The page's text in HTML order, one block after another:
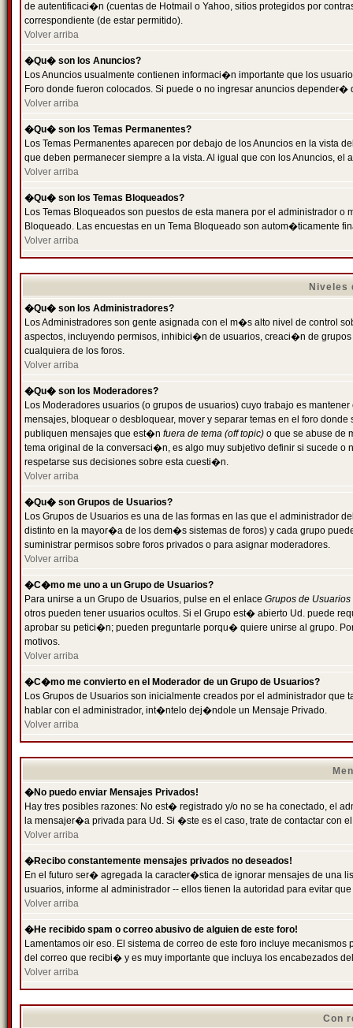
de autentificaci�n (cuentas de Hotmail o Yahoo, sitios protegidos por
correspondiente (de estar permitido).
Volver arriba
�Qu� son los Anuncios?
Los Anuncios usualmente contienen informaci�n importante que los
Foro donde fueron colocados. Si puede o no ingresar anuncios
Volver arriba
�Qu� son los Temas Permanentes?
Los Temas Permanentes aparecen por debajo de los Anuncios en la
que deben permanecer siempre a la vista. Al igual que con los Anuncios,
Volver arriba
�Qu� son los Temas Bloqueados?
Los Temas Bloqueados son puestos de esta manera por el administrador
Bloqueado. Las encuestas en un Tema Bloqueado son autom�ticamente
Volver arriba
Niveles
�Qu� son los Administradores?
Los Administradores son gente asignada con el m�s alto nivel de control
aspectos, incluyendo permisos, inhibici�n de usuarios, creaci�n de
cualquiera de los foros.
Volver arriba
�Qu� son los Moderadores?
Los Moderadores usuarios (o grupos de usuarios) cuyo trabajo es
mensajes, bloquear o desbloquear, mover y separar temas en el foro
publiquen mensajes que est�n fuera de tema (off topic) o que se abuse de
tema original de la conversaci�n, es algo muy subjetivo definir si sucede
respetarse sus decisiones sobre esta cuesti�n.
Volver arriba
�Qu� son Grupos de Usuarios?
Los Grupos de Usuarios es una de las formas en las que el administrador
distinto en la mayor�a de los dem�s sistemas de foros) y cada grupo
suministrar permisos sobre foros privados o para asignar moderadores.
Volver arriba
�C�mo me uno a un Grupo de Usuarios?
Para unirse a un Grupo de Usuarios, pulse en el enlace Grupos de Usuarios
otros pueden tener usuarios ocultos. Si el Grupo est� abierto Ud. puede
aprobar su petici�n; pueden preguntarle porqu� quiere unirse al grupo.
motivos.
Volver arriba
�C�mo me convierto en el Moderador de un Grupo de Usuarios?
Los Grupos de Usuarios son inicialmente creados por el administrador
hablar con el administrador, int�ntelo dej�ndole un Mensaje Privado.
Volver arriba
�No puedo enviar Mensajes Privados!
Hay tres posibles razones: No est� registrado y/o no se ha conectado, el
la mensajer�a privada para Ud. Si �ste es el caso, trate de contactar con
Volver arriba
�Recibo constantemente mensajes privados no deseados!
En el futuro ser� agregada la caracter�stica de ignorar mensajes de una
usuarios, informe al administrador -- ellos tienen la autoridad para evitar
Volver arriba
�He recibido spam o correo abusivo de alguien de este foro!
Lamentamos oir eso. El sistema de correo de este foro incluye
del correo que recibi� y es muy importante que incluya los encabezados
Volver arriba
Con